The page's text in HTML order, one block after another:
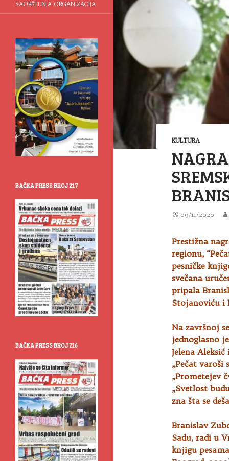
KULTURA
09/11/2020
Prestižna
regionu,
pesničke
svečana
pripala
Stojanoviću i
Na završnoj
jednoglasno
Jelena
„Pečat varoši
„Prometejev
„Svetlost
zna šta se
Branislav
Sadu, radi u
knjigu
SAOPŠTENJA ORGANIZACIJA
BAČKA PRESS BROJ 217
BAČKA PRESS BROJ 216